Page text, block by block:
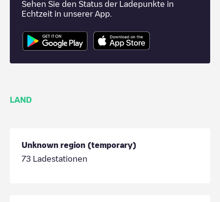
Sehen Sie den Status der Ladepunkte in
Echtzeit in unserer App.
LAND
Unknown region (temporary)
73 Ladestationen